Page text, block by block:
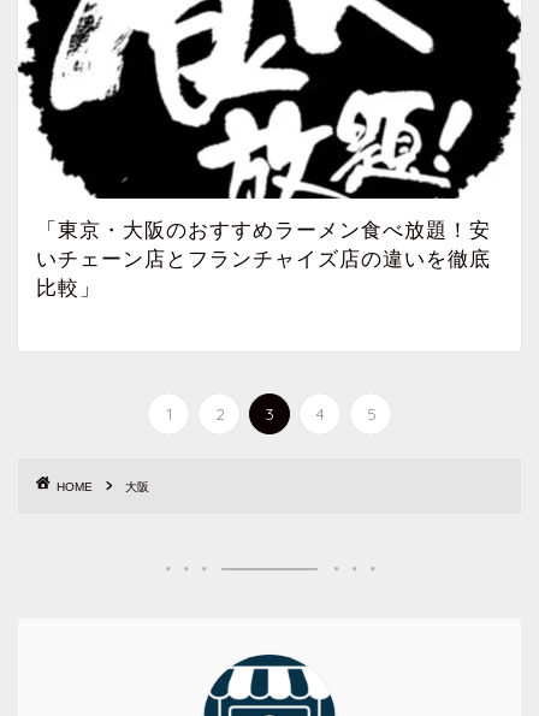
「東京・大阪のおすすめラーメン食べ放題！安
いチェーン店とフランチャイズ店の違いを徹底
比較」
1 2 3 4 5
HOME 大阪